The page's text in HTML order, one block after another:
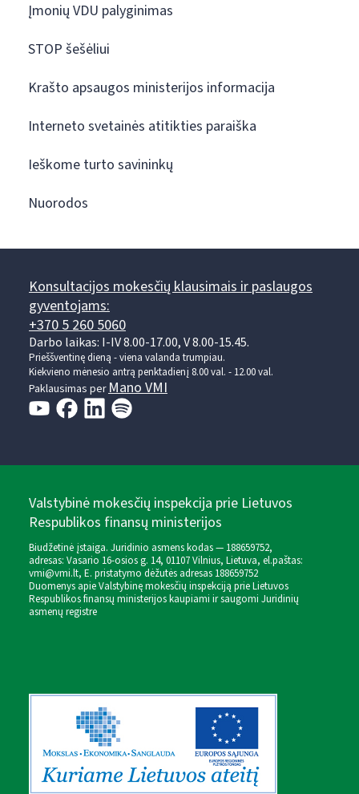
Įmonių VDU palyginimas
STOP šešėliui
Krašto apsaugos ministerijos informacija
Interneto svetainės atitikties paraiška
Ieškome turto savininkų
Nuorodos
Konsultacijos mokesčių klausimais ir paslaugos
gyventojams:
+370 5 260 5060
Darbo laikas: I-IV 8.00-17.00, V 8.00-15.45.
Prieššventinę dieną - viena valanda trumpiau.
Kiekvieno mėnesio antrą penktadienį 8.00 val. - 12.00 val.
Paklausimas perMano VMI
Valstybinė mokesčių inspekcija prie Lietuvos
Respublikos finansų ministerijos
Biudžetinė įstaiga. Juridinio asmens kodas — 188659752,
adresas: Vasario 16-osios g. 14, 01107 Vilnius, Lietuva, el.paštas:
vmi@vmi.lt, E. pristatymo dėžutės adresas 188659752
Duomenys apie Valstybinę mokesčių inspekciją prie Lietuvos
Respublikos finansų ministerijos kaupiami ir saugomi Juridinių
asmenų registre